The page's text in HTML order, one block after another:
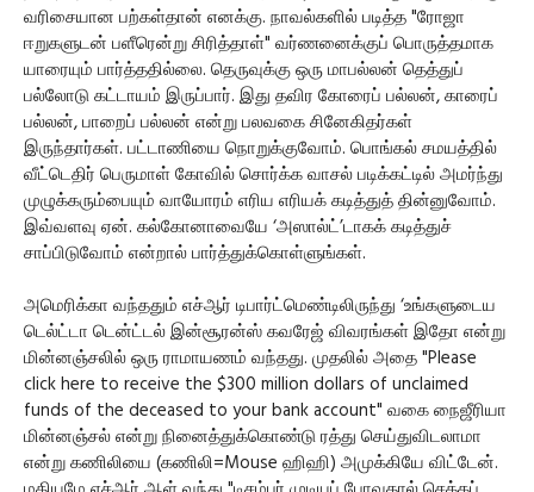
வரிசையான பற்கள்தான் எனக்கு. நாவல்களில் படித்த "ரோஜா
ஈறுகளுடன் பளீரென்று சிரித்தாள்" வர்ணனைக்குப் பொருத்தமாக
யாரையும் பார்த்ததில்லை. தெருவுக்கு ஒரு மாபல்லன் தெத்துப்
பல்லோடு கட்டாயம் இருப்பார். இது தவிர கோரைப் பல்லன், காரைப்
பல்லன், பாறைப் பல்லன் என்று பலவகை சினேகிதர்கள்
இருந்தார்கள். பட்டாணியை நொறுக்குவோம். பொங்கல் சமயத்தில்
வீட்டெதிர் பெருமாள் கோவில் சொர்க்க வாசல் படிக்கட்டில் அமர்ந்து
முழுக்கரும்பையும் வாயோரம் எரிய எரியக் கடித்துத் தின்னுவோம்.
இவ்வளவு ஏன். கல்கோனாவையே ‘அஸால்ட்’டாகக் கடித்துச்
சாப்பிடுவோம் என்றால் பார்த்துக்கொள்ளுங்கள்.
அமெரிக்கா வந்ததும் எச்ஆர் டிபார்ட்மெண்டிலிருந்து ‘உங்களுடைய
டெல்ட்டா டென்ட்டல் இன்சூரன்ஸ் கவரேஜ் விவரங்கள் இதோ என்று
மின்னஞ்சலில் ஒரு ராமாயணம் வந்தது. முதலில் அதை "Please
click here to receive the $300 million dollars of unclaimed
funds of the deceased to your bank account" வகை நைஜீரியா
மின்னஞ்சல் என்று நினைத்துக்கொண்டு ரத்து செய்துவிடலாமா
என்று கணிலியை (கணிலி=Mouse ஹிஹி) அமுக்கியே விட்டேன்.